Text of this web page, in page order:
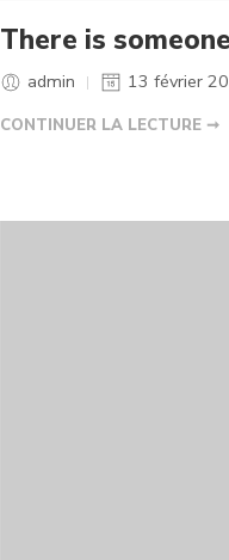
There is
admin 13 février
CONTINUER LA LECTURE ➞